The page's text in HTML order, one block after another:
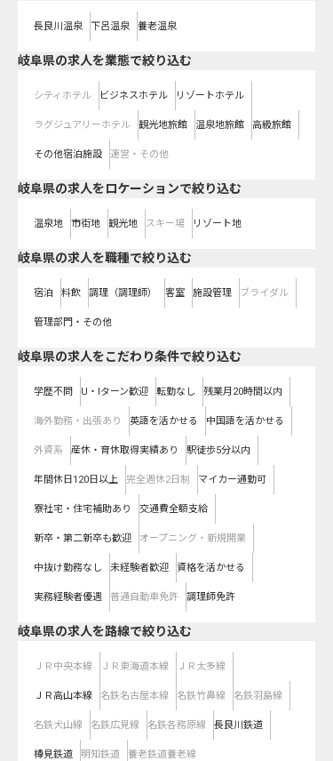
長良川温泉 下呂温泉 養老温泉
岐阜県の求人を業態で絞り込む
シティホテル ビジネスホテル リゾートホテル
ラグジュアリーホテル 観光地旅館 温泉地旅館 高級旅館
その他宿泊施設 運営・その他
岐阜県の求人をロケーションで絞り込む
温泉地 市街地 観光地 スキー場 リゾート地
岐阜県の求人を職種で絞り込む
宿泊 料飲 調理（調理師） 客室 施設管理 ブライダル
管理部門・その他
岐阜県の求人をこだわり条件で絞り込む
学歴不問 U・Iターン歓迎 転勤なし 残業月20時間以内
海外勤務・出張あり 英語を活かせる 中国語を活かせる
外資系 産休・育休取得実績あり 駅徒歩5分以内
年間休日120日以上 完全週休2日制 マイカー通勤可
寮社宅・住宅補助あり 交通費全額支給
新卒・第二新卒も歓迎 オープニング・新規開業
中抜け勤務なし 未経験者歓迎 資格を活かせる
実務経験者優遇 普通自動車免許 調理師免許
岐阜県の求人を路線で絞り込む
ＪＲ中央本線 ＪＲ東海道本線 ＪＲ太多線
ＪＲ高山本線 名鉄名古屋本線 名鉄竹鼻線 名鉄羽島線
名鉄犬山線 名鉄広見線 名鉄各務原線 長良川鉄道
樽見鉄道 明知鉄道 養老鉄道養老線